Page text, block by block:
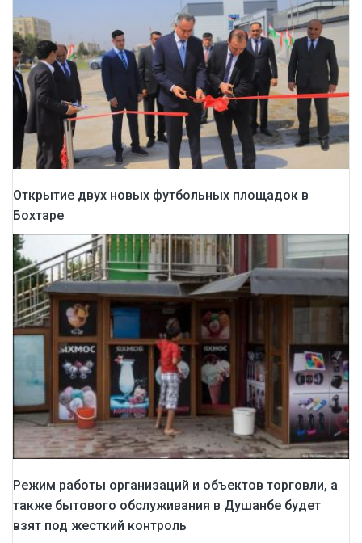
Открытие двух новых футбольных площадок в
Бохтаре
Режим работы организаций и объектов торговли, а
также бытового обслуживания в Душанбе будет
взят под жесткий контроль